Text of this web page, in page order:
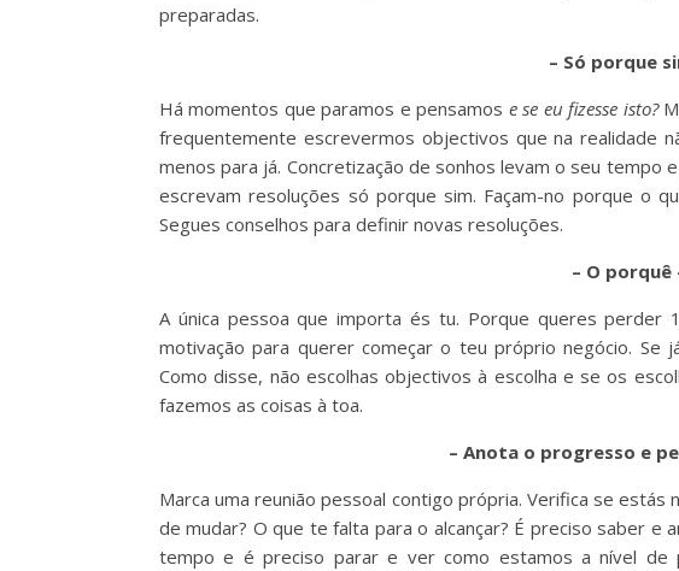
preparadas.
– Só porque
Há momentos que paramos e pensamos e se eu fizesse isto?
frequentemente escrevermos objectivos que na realidade
menos para já. Concretização de sonhos levam o seu tempo
escrevam resoluções só porque sim. Façam-no porque o
Segues conselhos para definir novas resoluções.
– O porquê
A única pessoa que importa és tu. Porque queres perder
motivação para querer começar o teu próprio negócio.
Como disse, não escolhas objectivos à escolha e se os
fazemos as coisas à toa.
– Anota o progresso e
Marca uma reunião pessoal contigo própria. Verifica se estás
de mudar? O que te falta para o alcançar? É preciso saber
tempo e é preciso parar e ver como estamos a nível de